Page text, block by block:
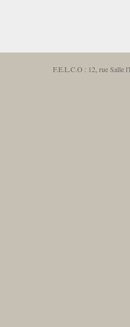
F.E.L.C.O : 12, rue Salle